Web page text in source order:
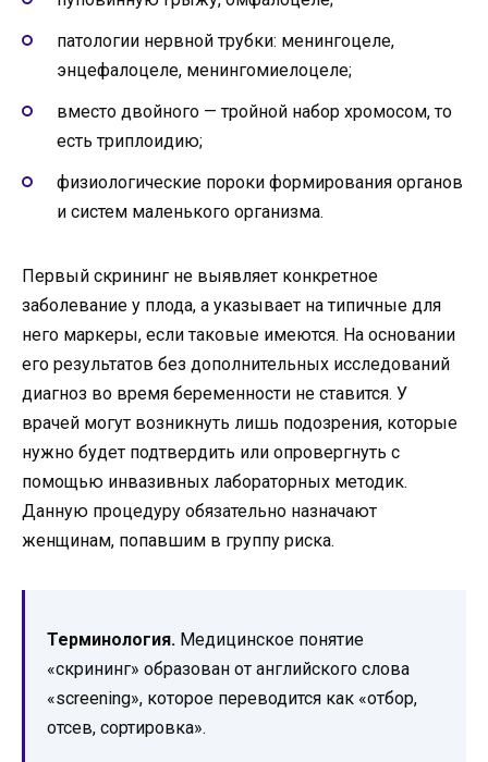
патологии нервной трубки: менингоцеле,
энцефалоцеле, менингомиелоцеле;
вместо двойного — тройной набор хромосом, то
есть триплоидию;
физиологические пороки формирования органов
и систем маленького организма.
Первый скрининг не выявляет конкретное
заболевание у плода, а указывает на типичные для
него маркеры, если таковые имеются. На основании
его результатов без дополнительных исследований
диагноз во время беременности не ставится. У
врачей могут возникнуть лишь подозрения, которые
нужно будет подтвердить или опровергнуть с
помощью инвазивных лабораторных методик.
Данную процедуру обязательно назначают
женщинам, попавшим в группу риска.
Терминология. Медицинское понятие
«скрининг» образован от английского слова
«screening», которое переводится как «отбор,
отсев, сортировка».